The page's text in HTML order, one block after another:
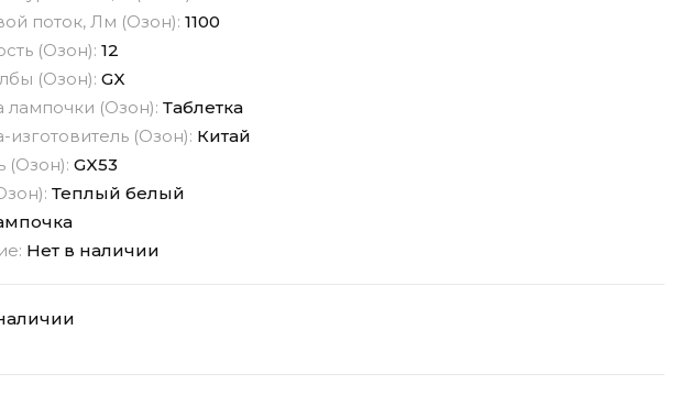
поток, Лм (Озон): 1100
(Озон): 12
(Озон): GX
(Озон): Таблетка
изготовитель (Озон): Китай
(Озон): GX53
Теплый белый
Нет в наличии